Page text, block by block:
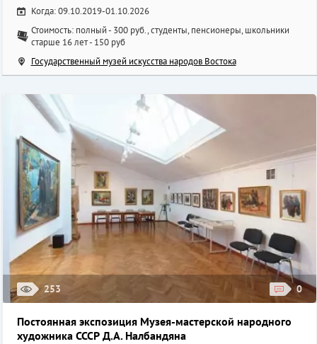
Когда: 09.10.2019-01.10.2026
Стоимость: полный - 300 руб., студенты, пенсионеры, школьники
старше 16 лет - 150 руб
Государственный музей искусства народов Востока
253 0
Постоянная экспозиция Музея-мастерской народного
художника СССР Д.А. Налбандяна